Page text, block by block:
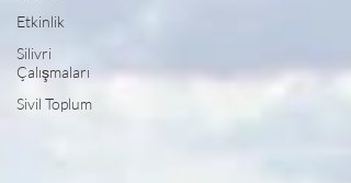
Etkinlik
Silivri
Çalışmaları
Sivil Toplum